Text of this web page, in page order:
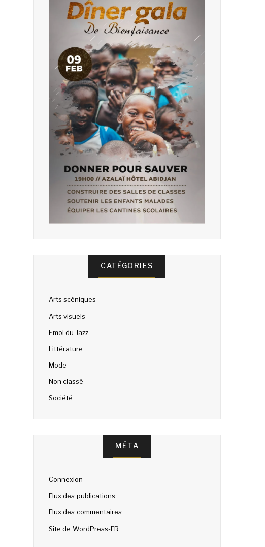
CATÉGORIES
Arts scéniques
Arts visuels
Emoi du Jazz
Littérature
Mode
Non classé
Société
MÉTA
Connexion
Flux des publications
Flux des commentaires
Site de WordPress-FR